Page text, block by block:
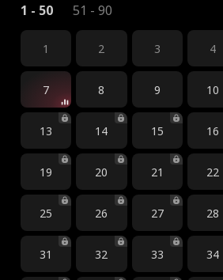
1 - 50 51 - 90
1 2 3 4
7 8 9 10
13 14 15 16
19 20 21 22
25 26 27 28
31 32 33 34